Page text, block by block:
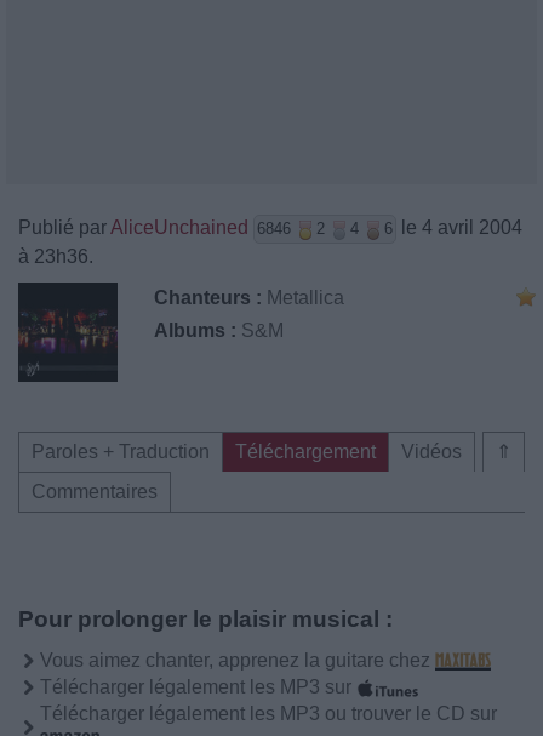
Publié parAliceUnchained 6846 2 4 6
le 4 avril 2004
à 23h36.
Chanteurs : Metallica
Albums : S&M
⇑
Paroles + Traduction Téléchargement
Vidéos
Commentaires
Pour prolonger le plaisir musical :
Vous aimez chanter, apprenez la guitare chez
Télécharger légalement les MP3 sur
Télécharger légalement les MP3 ou trouver le CD sur